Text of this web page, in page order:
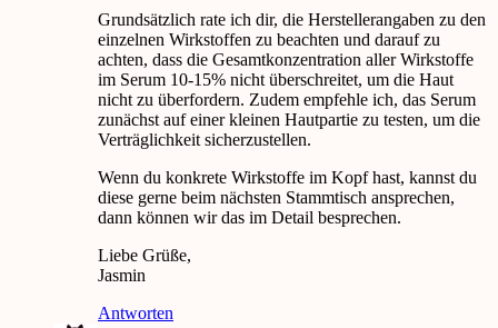
Grundsätzlich rate ich dir, die Herstellerangaben zu den
einzelnen Wirkstoffen zu beachten und darauf zu
achten, dass die Gesamtkonzentration aller Wirkstoffe
im Serum 10-15% nicht überschreitet, um die Haut
nicht zu überfordern. Zudem empfehle ich, das Serum
zunächst auf einer kleinen Hautpartie zu testen, um die
Verträglichkeit sicherzustellen.
Wenn du konkrete Wirkstoffe im Kopf hast, kannst du
diese gerne beim nächsten Stammtisch ansprechen,
dann können wir das im Detail besprechen.
Liebe Grüße,
Jasmin
Antworten